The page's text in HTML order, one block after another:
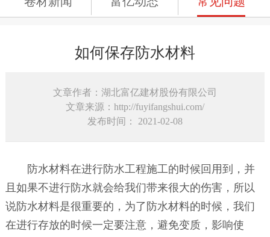
如何保存防水材料
文章作者：湖北富亿建材股份有限公司
文章来源：http://fuyifangshui.com/
发布时间： 2021-02-08
防水材料在进行防水工程施工的时候回用到，并
且如果不进行防水就会给我们带来很大的伤害，所以
说防水材料是很重要的，为了防水材料的时候，我们
在进行存放的时候一定要注意，避免变质，影响使